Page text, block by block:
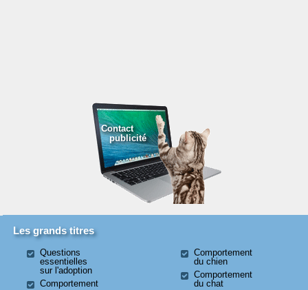
Contact
publicité
Les grands titres
Questions
essentielles
sur l'adoption
Comportement
Comportement
du chien
Comportement
du chat